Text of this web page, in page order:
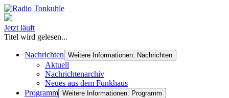
Jetzt läuft
Titel wird gelesen...
Nachrichten Weitere Informationen: Nachrichten
Aktuell
Nachrichtenarchiv
Neues aus dem Funkhaus
Programm Weitere Informationen: Programm